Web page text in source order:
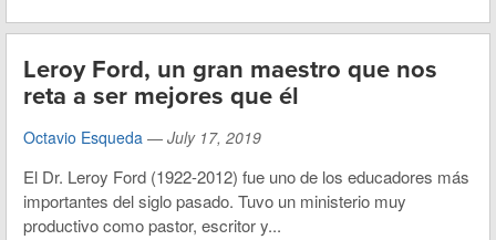
Leroy Ford, un gran maestro que nos
reta a ser mejores que él
Octavio Esqueda — July 17, 2019
El Dr. Leroy Ford (1922-2012) fue uno de los educadores más
importantes del siglo pasado. Tuvo un ministerio muy
productivo como pastor, escritor y...